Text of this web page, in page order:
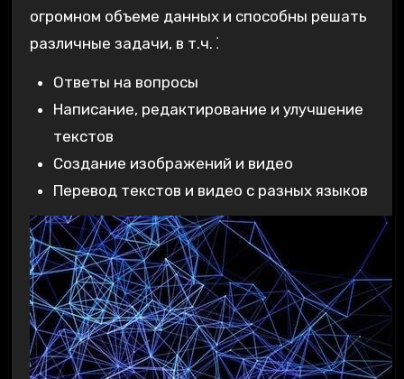
огромном объеме данных и способны решать
различные задачи‚ в т.ч.⁚
Ответы на вопросы
Написание‚ редактирование и улучшение
текстов
Создание изображений и видео
Перевод текстов и видео с разных языков